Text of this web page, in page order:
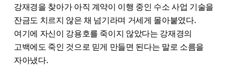
강재경을 찾아가 아직 계약이 이행 중인 수소 사업 기술을
잔금도 치르지 않은 채 넘기라며 거세게 몰아붙였다.
여기에 자신이 강용호를 죽이지 않았다는 강재경의
고백에도 죽인 것으로 믿게 만들면 된다는 말로 소름을
자아냈다.